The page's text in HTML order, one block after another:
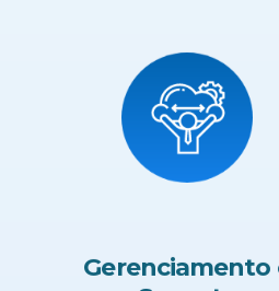
Gerenciamento